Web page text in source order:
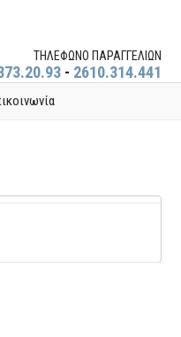
ΤΗΛΕΦΩΝΟ ΠΑΡΑΓΓΕΛΙΩΝ
- 2610.314.441